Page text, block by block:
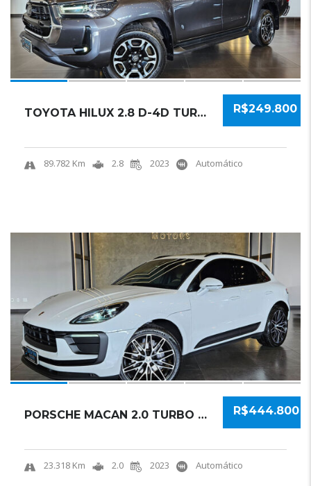
R$249.800
TOYOTA HILUX 2.8 D-4D TURBO DIESEL CD SRX 4X...
89.782 Km 2.8 2023 Automático
R$444.800
PORSCHE MACAN 2.0 TURBO GASOLINA PDK 2023 SU...
23.318 Km 2.0 2023 Automático